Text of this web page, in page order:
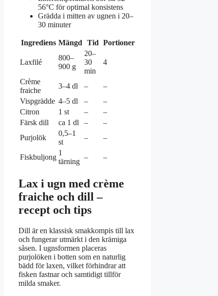
56°C för optimal konsistens
Grädda i mitten av ugnen i 20–
30 minuter
Ingrediens Mängd Tid Portioner
Laxfilé
800–
900 g
20–
30
min
4
Crème
fraiche
3–4 dl –
–
Vispgrädde 4–5 dl –
–
Citron
1 st –
–
Färsk dill
ca 1 dl –
–
Purjolök
0,5–1
st
– –
Fiskbuljong
1
tärning
– –
Lax i ugn med crème
fraiche och dill –
recept och tips
Dill är en klassisk smakkompis till lax
och fungerar utmärkt i den krämiga
såsen. I ugnsformen placeras
purjolöken i botten som en naturlig
bädd för laxen, vilket förhindrar att
fisken fastnar och samtidigt tillför
milda smaker.